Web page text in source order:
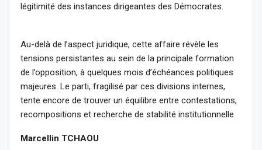
légitimité des instances dirigeantes des Démocrates.
Au-delà de l’aspect juridique, cette affaire révèle les
tensions persistantes au sein de la principale formation
de l’opposition, à quelques mois d’échéances politiques
majeures. Le parti, fragilisé par ces divisions internes,
tente encore de trouver un équilibre entre contestations,
recompositions et recherche de stabilité institutionnelle.
Marcellin TCHAOU